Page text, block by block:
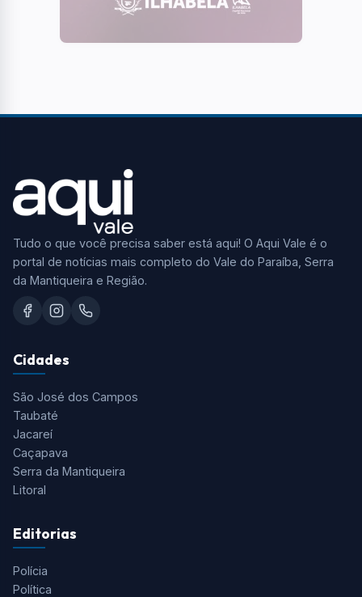
Tudo o que você precisa saber está aqui! O Aqui Vale é o
portal de notícias mais completo do Vale do Paraíba, Serra
da Mantiqueira e Região.
Cidades
São José dos Campos
Taubaté
Jacareí
Caçapava
Serra da Mantiqueira
Litoral
Editorias
Polícia
Política